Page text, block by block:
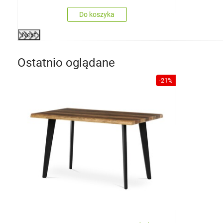
Do koszyka
Next
Ostatnio oglądane
-21%